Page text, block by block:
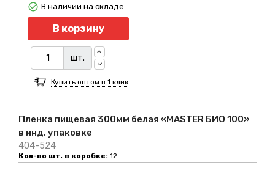
Пленка пищевая 300мм белая «MASTER БИО 100»
в инд. упаковке
404-524
Кол-во шт. в коробке: 12
В корзину
шт.
В наличии на складе
Купить оптом в 1 клик